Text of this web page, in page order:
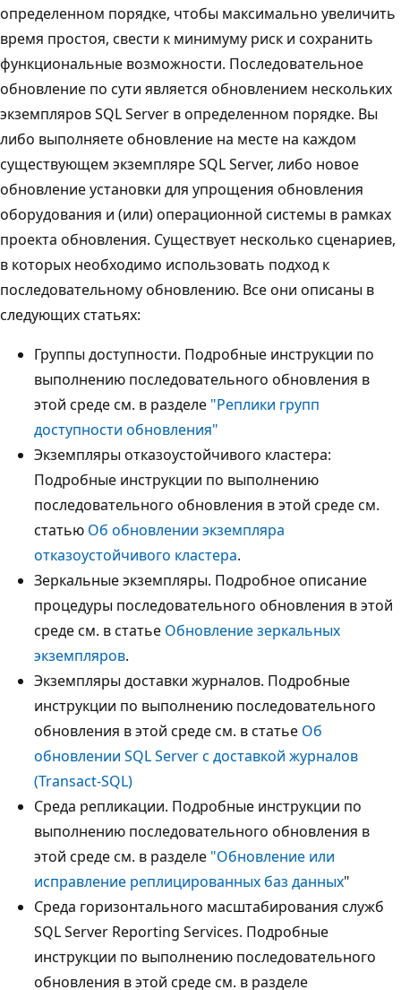
определенном порядке, чтобы максимально увеличить
время простоя, свести к минимуму риск и сохранить
функциональные возможности. Последовательное
обновление по сути является обновлением нескольких
экземпляров SQL Server в определенном порядке. Вы
либо выполняете обновление на месте на каждом
существующем экземпляре SQL Server, либо новое
обновление установки для упрощения обновления
оборудования и (или) операционной системы в рамках
проекта обновления. Существует несколько сценариев,
в которых необходимо использовать подход к
последовательному обновлению. Все они описаны в
следующих статьях:
Группы доступности. Подробные инструкции по
выполнению последовательного обновления в
этой среде см. в разделе "Реплики групп
доступности обновления"
Экземпляры отказоустойчивого кластера:
Подробные инструкции по выполнению
последовательного обновления в этой среде см.
статью Об обновлении экземпляра
отказоустойчивого кластера.
Зеркальные экземпляры. Подробное описание
процедуры последовательного обновления в этой
среде см. в статье Обновление зеркальных
экземпляров.
Экземпляры доставки журналов. Подробные
инструкции по выполнению последовательного
обновления в этой среде см. в статье Об
обновлении SQL Server с доставкой журналов
(Transact-SQL)
Среда репликации. Подробные инструкции по
выполнению последовательного обновления в
этой среде см. в разделе "Обновление или
исправление реплицированных баз данных"
Среда горизонтального масштабирования служб
SQL Server Reporting Services. Подробные
инструкции по выполнению последовательного
обновления в этой среде см. в разделе